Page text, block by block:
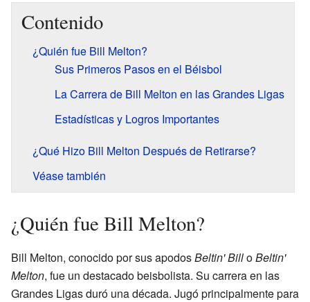
Contenido
¿Quién fue Bill Melton?
Sus Primeros Pasos en el Béisbol
La Carrera de Bill Melton en las Grandes Ligas
Estadísticas y Logros Importantes
¿Qué Hizo Bill Melton Después de Retirarse?
Véase también
¿Quién fue Bill Melton?
Bill Melton, conocido por sus apodosBeltin' BilloBeltin'
Melton, fue un destacado beisbolista. Su carrera en las
Grandes Ligas duró una década. Jugó principalmente para